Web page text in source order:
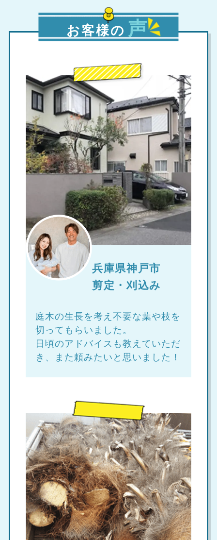
お客様の 声
兵庫県神戸市
剪定・刈込み
庭木の生長を考え不要な葉や枝を
切ってもらいました。
日頃のアドバイスも教えていただ
き、また頼みたいと思いました！